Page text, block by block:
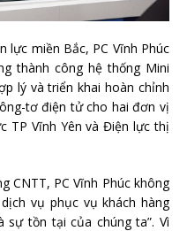
lực miền Bắc, PC Vĩnh Phúc
thành công hệ thống Mini
lý và triển khai hoàn chỉnh
tơ điện tử cho hai đơn vị
TP Vĩnh Yên và Điện lực thị
CNTT, PC Vĩnh Phúc không
vụ phục vụ khách hàng
sự tồn tại của chúng ta”. Vì